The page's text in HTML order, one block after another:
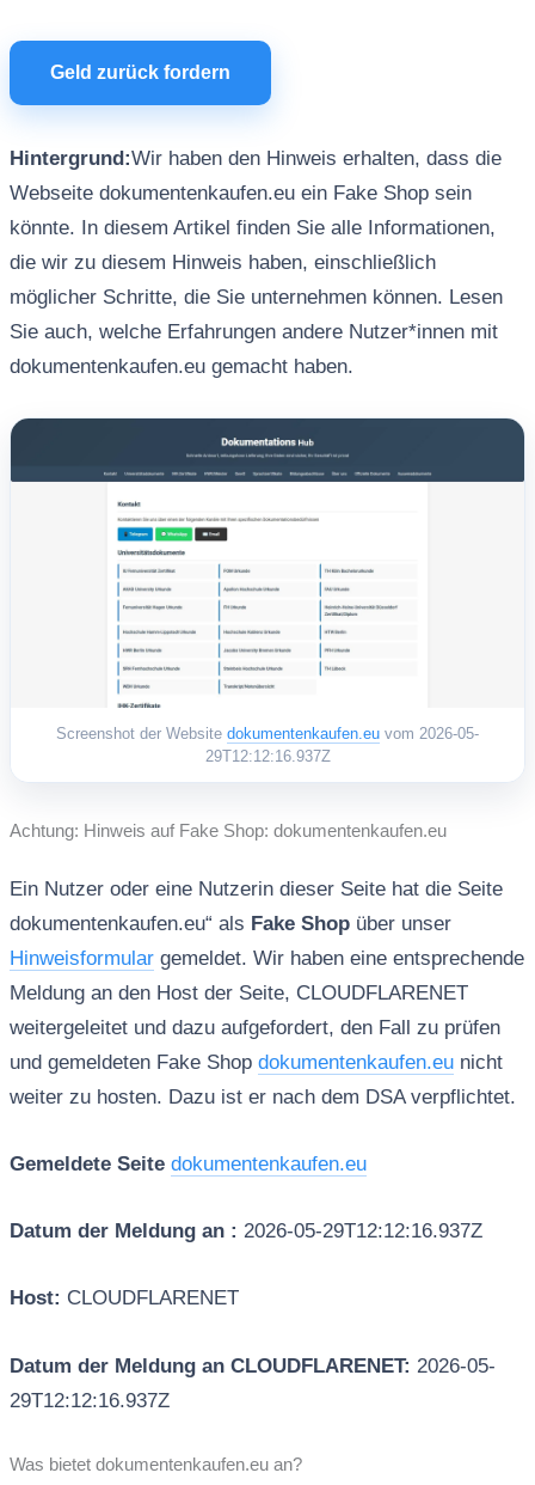
Geld zurück fordern
Hintergrund:Wir haben den Hinweis erhalten, dass die
Webseite dokumentenkaufen.eu ein Fake Shop sein
könnte. In diesem Artikel finden Sie alle Informationen,
die wir zu diesem Hinweis haben, einschließlich
möglicher Schritte, die Sie unternehmen können. Lesen
Sie auch, welche Erfahrungen andere Nutzer*innen mit
dokumentenkaufen.eu gemacht haben.
Screenshot der Website dokumentenkaufen.eu vom 2026-05-
29T12:12:16.937Z
Achtung: Hinweis auf Fake Shop: dokumentenkaufen.eu
Ein Nutzer oder eine Nutzerin dieser Seite hat die Seite
dokumentenkaufen.eu“ als Fake Shopüber unser
Hinweisformulargemeldet. Wir haben eine entsprechende
Meldung an den Host der Seite, CLOUDFLARENET
weitergeleitet und dazu aufgefordert, den Fall zu prüfen
und gemeldeten Fake Shop dokumentenkaufen.eunicht
weiter zu hosten. Dazu ist er nach dem DSA verpflichtet.
Gemeldete Seite dokumentenkaufen.eu
Datum der Meldung an : 2026-05-29T12:12:16.937Z
Host: CLOUDFLARENET
Datum der Meldung an CLOUDFLARENET: 2026-05-
29T12:12:16.937Z
Was bietet dokumentenkaufen.eu an?